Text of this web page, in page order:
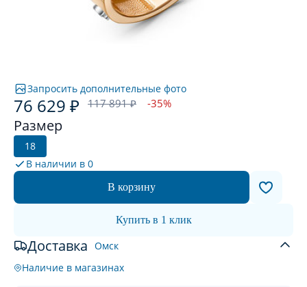
Запросить дополнительные фото
76 629 ₽ 117 891 ₽ -35%
Размер
18
В наличии в 0
В корзину
Купить в 1 клик
Доставка Омск
Наличие в магазинах